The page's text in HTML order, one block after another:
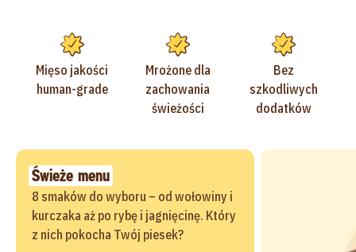
Mięso jakości
human-grade
Mrożone dla
zachowania
świeżości
Bez
szkodliwych
dodatków
Świeże menu
8 smaków do wyboru – od wołowiny i
kurczaka aż po rybę i jagnięcinę. Który
z nich pokocha Twój piesek?